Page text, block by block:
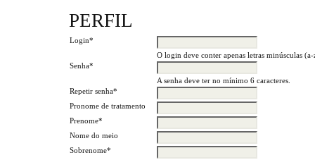
PERFIL
Login*
O login deve conter apenas letras minúsculas
Senha*
A senha deve ter no mínimo 6 caracteres.
Repetir senha*
Pronome de tratamento
Prenome*
Nome do meio
Sobrenome*